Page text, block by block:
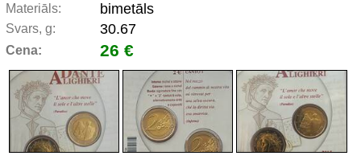
Materiāls: bimetāls
Svars, g: 30.67
Cena: 26 €